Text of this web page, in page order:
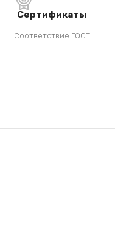
Сертификаты
Соответствие ГОСТ